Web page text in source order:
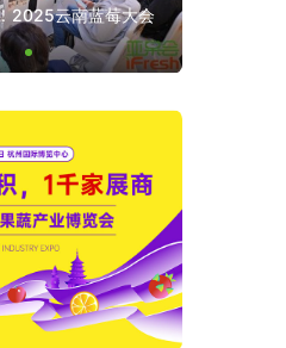
2025云南蓝莓大会